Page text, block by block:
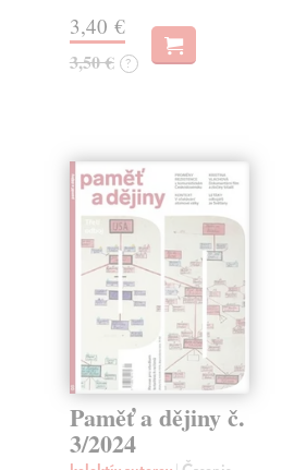
3,40 €
3,50 € ?
Paměť a dějiny č.
3/2024